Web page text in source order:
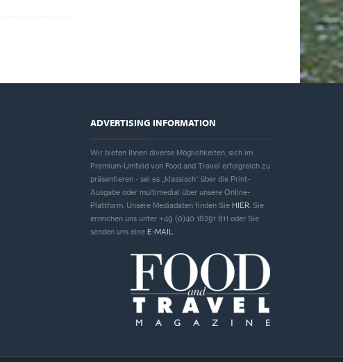
ADVERTISING INFORMATION
Wir bieten Ihnen diverse Möglichkeiten, sich im
Premium-Umfeld von Food and Travel erfolgreich zu
präsentieren - sei es „klassisch“ über die Print-
Ausgabe oder multimedial über unsere Online-
Plattform. Unsere Mediadaten finden Sie HIER. Sie
erreichen uns unter +49 (0)40 18291 811 oder Sie
senden uns eine E-MAIL